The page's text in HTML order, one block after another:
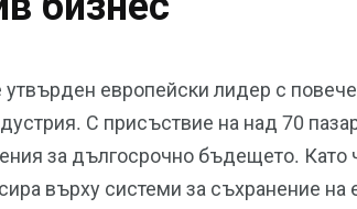
утвърден европейски лидер с
С присъствие на над 70
за дългосрочно бъдещето. Като
върху системи за съхранение на